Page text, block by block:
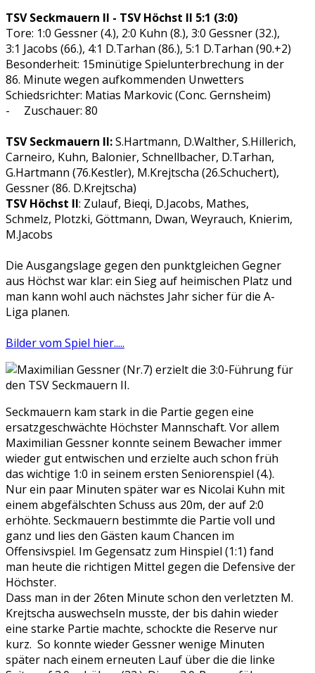
TSV Seckmauern II - TSV Höchst II 5:1 (3:0)
Tore: 1:0 Gessner (4.), 2:0 Kuhn (8.), 3:0 Gessner (32.),
3:1 Jacobs (66.), 4:1 D.Tarhan (86.), 5:1 D.Tarhan (90.+2)
Besonderheit: 15minütige Spielunterbrechung in der
86. Minute wegen aufkommenden Unwetters
Schiedsrichter: Matias Markovic (Conc. Gernsheim)
- Zuschauer: 80
TSV Seckmauern II:S.Hartmann, D.Walther, S.Hillerich,
Carneiro, Kuhn, Balonier, Schnellbacher, D.Tarhan,
G.Hartmann (76.Kestler), M.Krejtscha (26.Schuchert),
Gessner (86. D.Krejtscha)
TSV Höchst II: Zulauf, Bieqi, D.Jacobs, Mathes,
Schmelz, Plotzki, Göttmann, Dwan, Weyrauch, Knierim,
M.Jacobs
Die Ausgangslage gegen den punktgleichen Gegner
aus Höchst war klar: ein Sieg auf heimischen Platz und
man kann wohl auch nächstes Jahr sicher für die A-
Liga planen.
Bilder vom Spiel hier.....
Seckmauern kam stark in die Partie gegen eine
ersatzgeschwächte Höchster Mannschaft. Vor allem
Maximilian Gessner konnte seinem Bewacher immer
wieder gut entwischen und erzielte auch schon früh
das wichtige 1:0 in seinem ersten Seniorenspiel (4.).
Nur ein paar Minuten später war es Nicolai Kuhn mit
einem abgefälschten Schuss aus 20m, der auf 2:0
erhöhte. Seckmauern bestimmte die Partie voll und
ganz und lies den Gästen kaum Chancen im
Offensivspiel. Im Gegensatz zum Hinspiel (1:1) fand
man heute die richtigen Mittel gegen die Defensive der
Höchster.
Dass man in der 26ten Minute schon den verletzten M.
Krejtscha auswechseln musste, der bis dahin wieder
eine starke Partie machte, schockte die Reserve nur
kurz. So konnte wieder Gessner wenige Minuten
später nach einem erneuten Lauf über die die linke